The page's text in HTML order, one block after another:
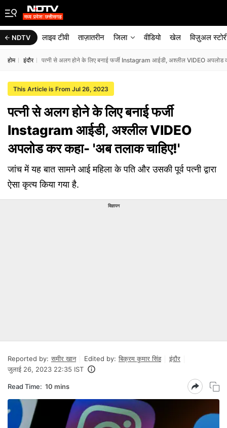
NDTV लाइव टीवी ताज़ातरीन जिला वीडियो खेल विज़ुअल
होम इंदौर पत्नी से अलग होने के लिए बनाई फर्जी Instagram आईडी, अश्लील VIDEO अपलोड
This Article is From Jul 26, 2023
पत्नी से अलग होने के लिए बनाई फर्जी
Instagram आईडी, अश्लील VIDEO
अपलोड कर कहा- 'अब तलाक चाहिए!'
जांच में यह बात सामने आई महिला के पति और उसकी पूर्व पत्नी द्वारा
ऐसा कृत्य किया गया है.
विज्ञापन
Reported by: समीर खान Edited by: बिक्रम कुमार सिंह
इंदौर
जुलाई 26, 2023 22:35 IST
Read Time: 10 mins